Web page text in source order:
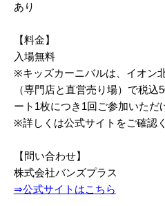
あり
【料金】
入場無料
※キッズカーニバルは、イオン
（専門店と直営売り場）で税
ート1枚につき1回ご参加いただ
※詳しくは公式サイトをご確認く
【問い合わせ】
株式会社バンズプラス
⇒公式サイトはこちら